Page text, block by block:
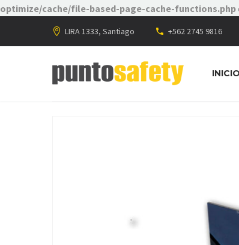
optimize/cache/file-based-page-cache-functions.php
LIRA 1333, Santiago +562 2745 9816
INICIO